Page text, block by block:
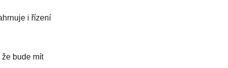
i řízení
bude mít